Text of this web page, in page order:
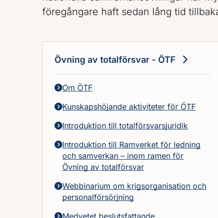
föregångare haft sedan lång tid
Övning av totalförsvar - ÖTF
Om ÖTF
Kunskapshöjande aktiviteter för ÖTF
Introduktion till totalförsvarsjuridik
Introduktion till Ramverket för ledning
och samverkan – inom ramen för
Övning av totalförsvar
Webbinarium om krigsorganisation och
personalförsörjning
Medvetet beslutsfattande